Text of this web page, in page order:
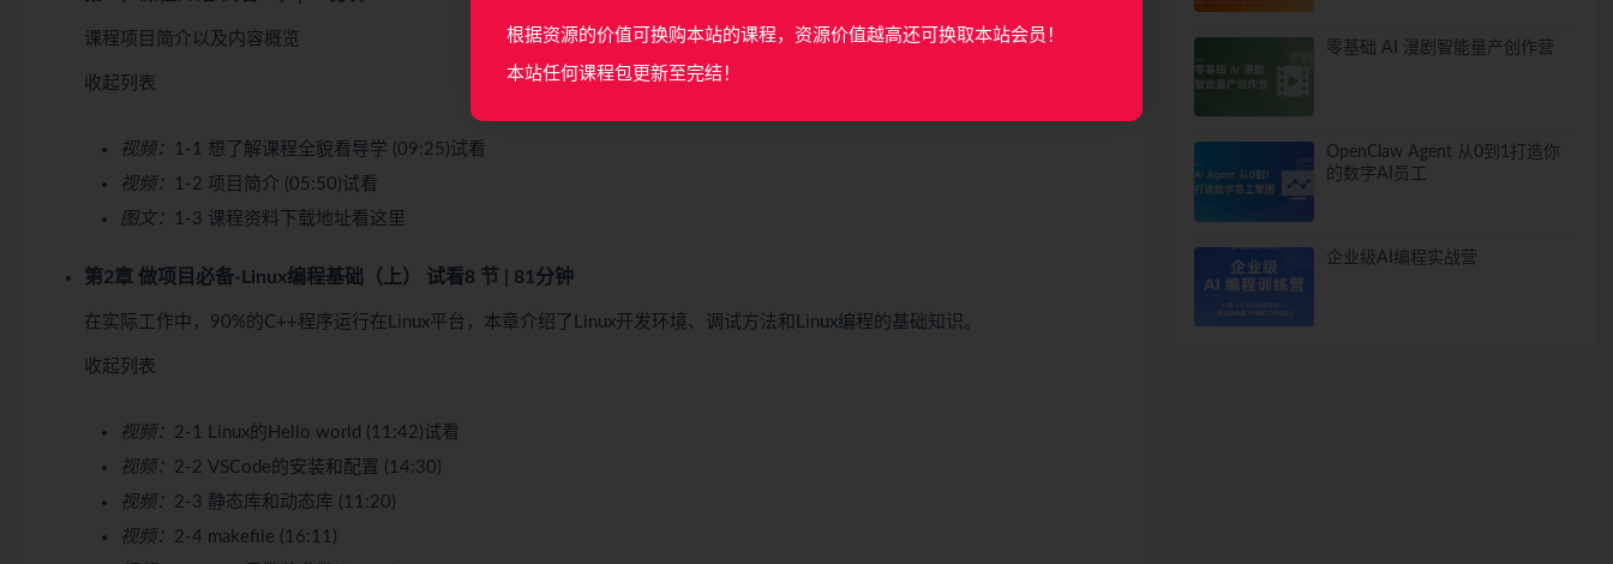
课程项目简介以及内容概览
收起列表
视频： 1-1 想了解课程全貌看导学 (09:25)试看
视频：
1-2 项目简介 (05:50)试看
图文：
1-3 课程资料下载地址看这里
第2章 做项目必备-Linux编程基础（上） 试看8 节 | 81分钟
在实际工作中，90%的C++程序运行在Linux平台，本章介绍了Linux开发环境、调试方法和Linux编程的基础知识。
收起列表
视频： 2-1 Linux的Hello world (11:42)试看
视频： 2-2 VSCode的安装和配置 (14:30)
视频： 2-3 静态库和动态库 (11:20)
视频： 2-4 makefile (16:11)
零基础 AI 漫剧智能量产创作营
OpenClaw Agent 从0到1打造你
的数字AI员工
企业级AI编程实战营
根据资源的价值可换购本站的课程，资源价值越高还可换取本站会员！
本站任何课程包更新至完结！